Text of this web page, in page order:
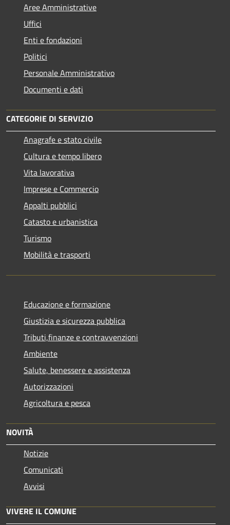
Aree Amministrative
Uffici
Enti e fondazioni
Politici
Personale Amministrativo
Documenti e dati
CATEGORIE DI SERVIZIO
Anagrafe e stato civile
Cultura e tempo libero
Vita lavorativa
Imprese e Commercio
Appalti pubblici
Catasto e urbanistica
Turismo
Mobilità e trasporti
Educazione e formazione
Giustizia e sicurezza pubblica
Tributi,finanze e contravvenzioni
Ambiente
Salute, benessere e assistenza
Autorizzazioni
Agricoltura e pesca
NOVITÀ
Notizie
Comunicati
Avvisi
VIVERE IL COMUNE